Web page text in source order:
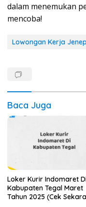
dalam menemukan
mencoba!
Lowongan Kerja
Baca Juga
Loker Kurir Indomaret
Kabupaten Tegal Maret
Tahun 2025 (Cek